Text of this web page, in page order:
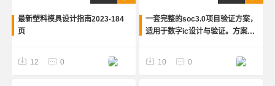
最新塑料模具设计指南2023-184
页
12 0
一套完整的soc3.0项目验证方案，
适用于数字ic设计与验证。方案基
RTL设计代码、UVM验证环境、脚
本、设计和验证文档。
10 0